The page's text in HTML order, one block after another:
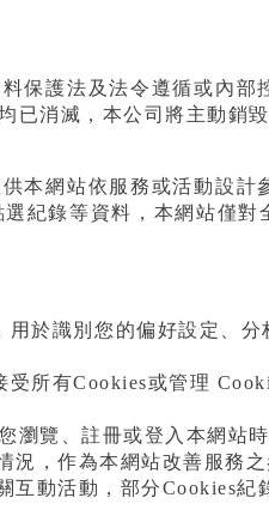
保護法及法令遵循或內
消滅，本公司將主動銷
本網站依服務或活動設
紀錄等資料，本網站僅
於識別您的偏好設定、
所有Cookies或管理
瀏覽、註冊或登入本網站
況，作為本網站改善服務之
動活動，部分Cookies紀